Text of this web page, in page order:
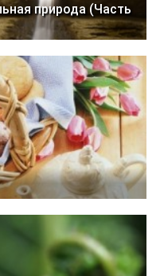
природа (Часть